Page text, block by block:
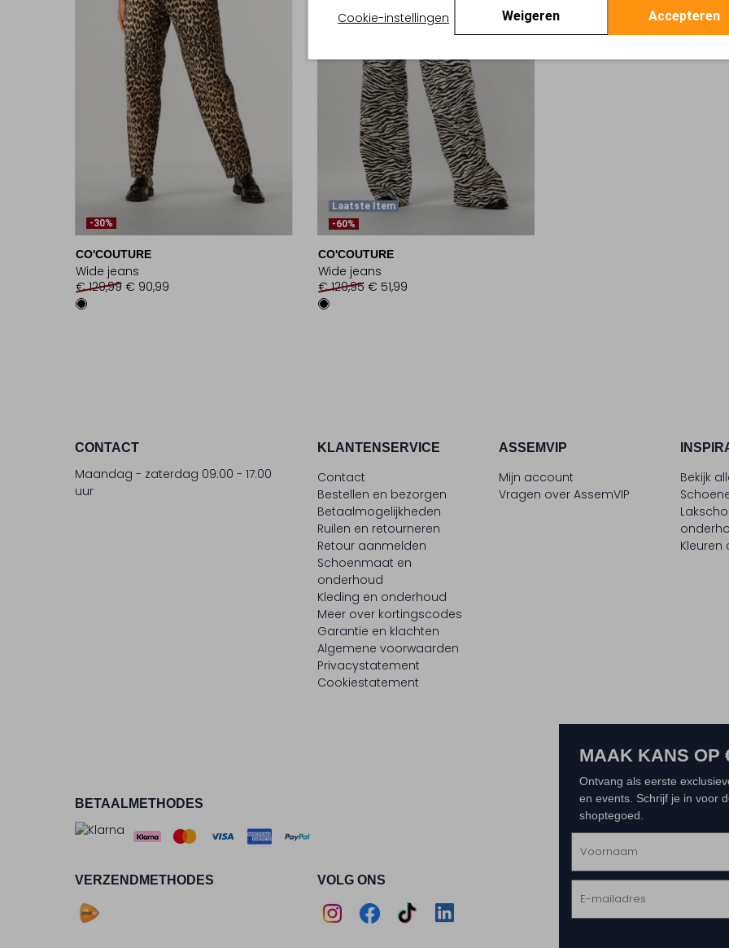
Cookie-instellingen Weigeren Accepteren
-30%
CO'COUTURE
Wide jeans
€ 129,99 € 90,99
Laatste Item
-60%
CO'COUTURE
Wide jeans
€ 129,95 € 51,99
CONTACT
Maandag - zaterdag 09:00 - 17:00
uur
KLANTENSERVICE
Contact
Bestellen en bezorgen
Betaalmogelijkheden
Ruilen en retourneren
Retour aanmelden
Schoenmaat en
onderhoud
Kleding en onderhoud
Meer over kortingscodes
Garantie en klachten
Algemene voorwaarden
Privacystatement
Cookiestatement
ASSEMVIP
Mijn account
Vragen over AssemVIP
Bekijk
BETAALMETHODES
VERZENDMETHODES VOLG ONS
MAAK KANS OP
Ontvang als eerste
en events. Schrijf je in voor
shoptegoed.